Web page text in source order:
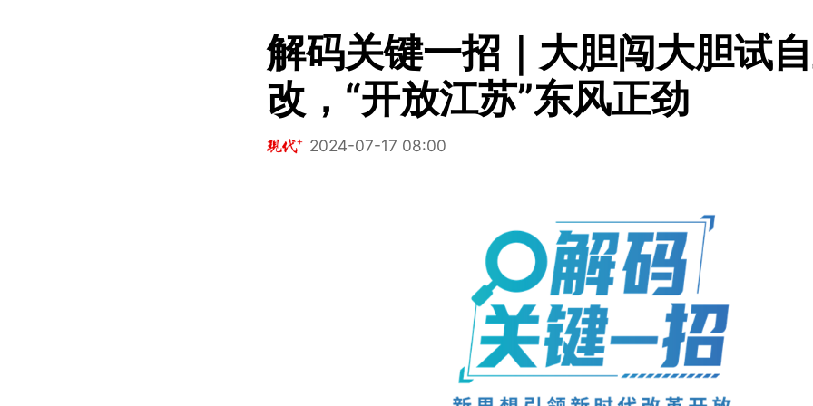
解码关键一招｜大胆闯大胆试
改，“开放江苏”东风正劲
2024-07-17 08:00